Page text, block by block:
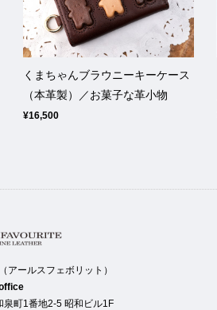
くまちゃんブラウニーキーケース
（本革製）／お菓子な革小物
¥16,500
アールスフェボリット）
泉町1番地2-5 昭和ビル1F